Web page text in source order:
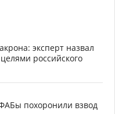
эксперт назвал
российского
похоронили взвод